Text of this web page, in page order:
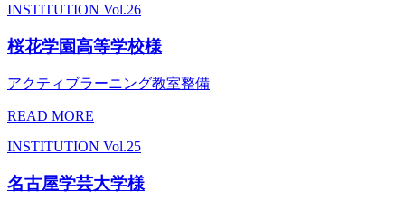
INSTITUTION Vol.26
桜花学園高等学校様
アクティブラーニング教室整備
READ MORE
INSTITUTION Vol.25
名古屋学芸大学様